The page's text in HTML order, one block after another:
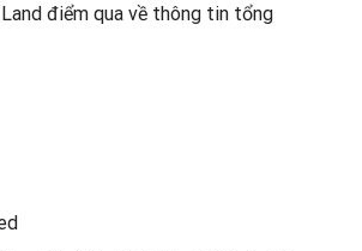
điểm qua về thông tin tổng